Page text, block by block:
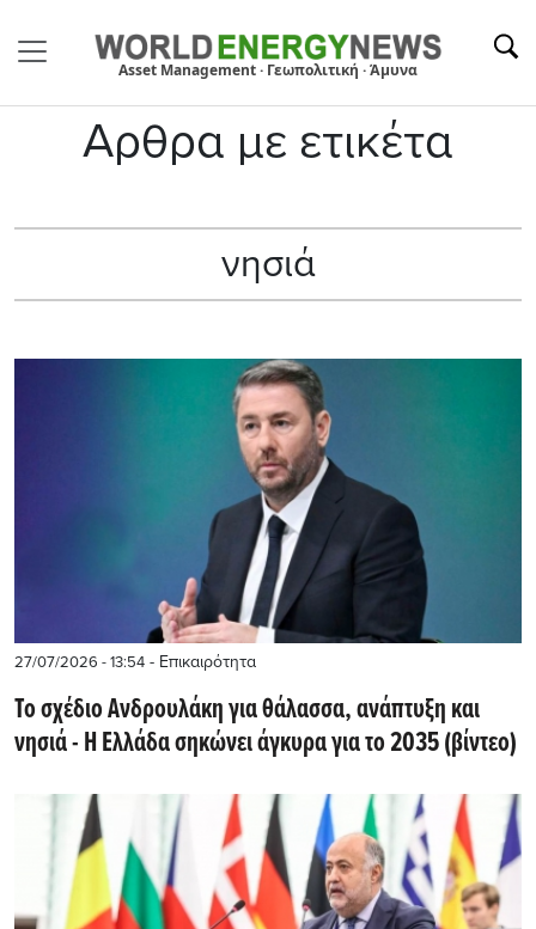
Asset Management · Γεωπολιτική · Άμυνα
Αρθρα με ετικέτα
νησιά
27/07/2026 - 13:54 - Επικαιρότητα
Το σχέδιο Ανδρουλάκη για θάλασσα, ανάπτυξη και
νησιά - Η Ελλάδα σηκώνει άγκυρα για το 2035 (βίντεο)